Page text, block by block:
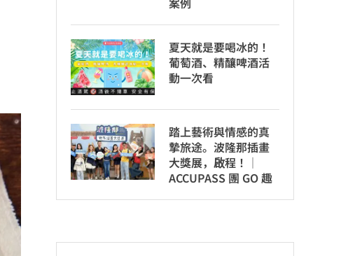
夏天就是要喝冰的！
葡萄酒、精釀啤酒活
動一次看
踏上藝術與情感的真
摯旅途。波隆那插畫
大獎展，啟程！│
ACCUPASS 團 GO 趣